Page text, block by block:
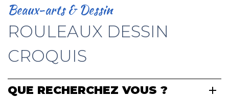
Loisirs créatifs
Cuir & trousses
RETROUVEZ NOS COLLECTIONS
Beaux-arts & Dessin
ROULEAUX DESSIN
CROQUIS
QUE RECHERCHEZ VOUS ?